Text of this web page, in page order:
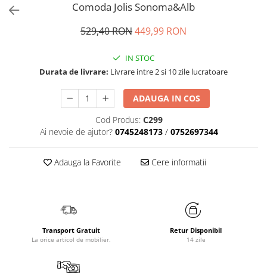
Comoda Jolis Sonoma&Alb
529,40 RON449,99 RON
IN STOC
Durata de livrare: Livrare intre 2 si 10 zile lucratoare
ADAUGA IN COS
Cod Produs: C299
Ai nevoie de ajutor? 0745248173 / 0752697344
Adauga la Favorite Cere informatii
Transport Gratuit
La orice articol de mobilier.
Retur Disponibil
14 zile